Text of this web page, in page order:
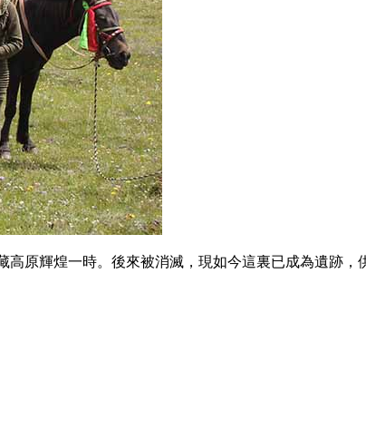
原輝煌一時。後來被消滅，現如今這裏已成為遺跡，